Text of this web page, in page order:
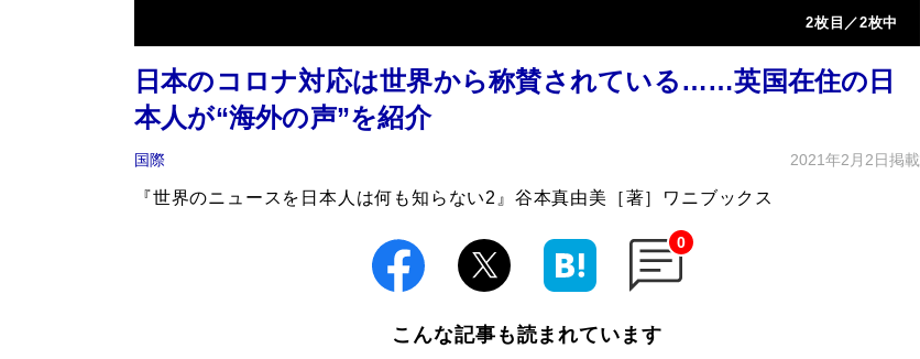
2枚目／2枚中
日本のコロナ対応は世界から称賛されている……英国在住の日
本人が“海外の声”を紹介
国際 2021年2月2日掲載
『世界のニュースを日本人は何も知らない2』谷本真由美［著］ワニブックス
0
こんな記事も読まれています